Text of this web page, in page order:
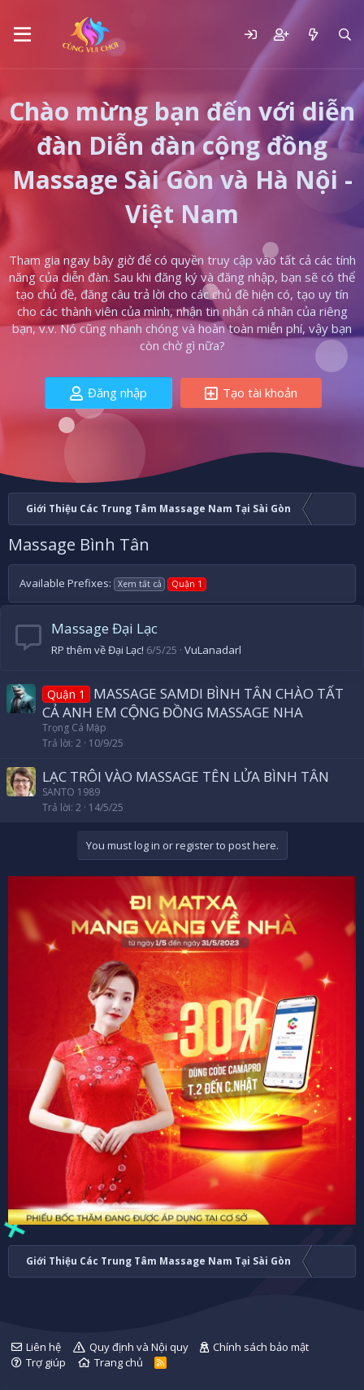
Chào mừng bạn đến với diễn
đàn Diễn đàn cộng đồng
Massage Sài Gòn và Hà Nội -
Việt Nam
Tham gia ngay bây giờ để có quyền truy cập vào tất cả các tính
năng của diễn đàn. Sau khi đăng ký và đăng nhập, bạn sẽ có thể
tạo chủ đề, đăng câu trả lời cho các chủ đề hiện có, tạo uy tín
cho các thành viên của mình, nhận tin nhắn cá nhân của riêng
bạn, v.v. Nó cũng nhanh chóng và hoàn toàn miễn phí, vậy bạn
còn chờ gì nữa?
Đăng nhập Tạo tài khoản
Giới Thiệu Các Trung Tâm Massage Nam Tại Sài Gòn
Massage Bình Tân
Available Prefixes: Xem tất cả Quận 1
Massage Đại Lạc
RP thêm về Đại Lạc! 6/5/25 VuLanadarl
Quận 1
MASSAGE SAMDI BÌNH TÂN CHÀO TẤT
CẢ ANH EM CỘNG ĐỒNG MASSAGE NHA
Trọng Cá Mập
Trả lời 2 10/9/25
LẠC TRÔI VÀO MASSAGE TÊN LỬA BÌNH TÂN
SANTO 1989
Trả lời 2 14/5/25
You must log in or register to post here.
Giới Thiệu Các Trung Tâm Massage Nam Tại Sài Gòn
Liên hệ Quy định và Nội quy
Chính sách bảo mật
Trợ giúp
Trang chủ
R